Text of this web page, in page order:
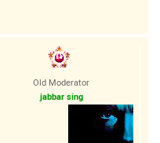
Old Moderator
jabbar sing